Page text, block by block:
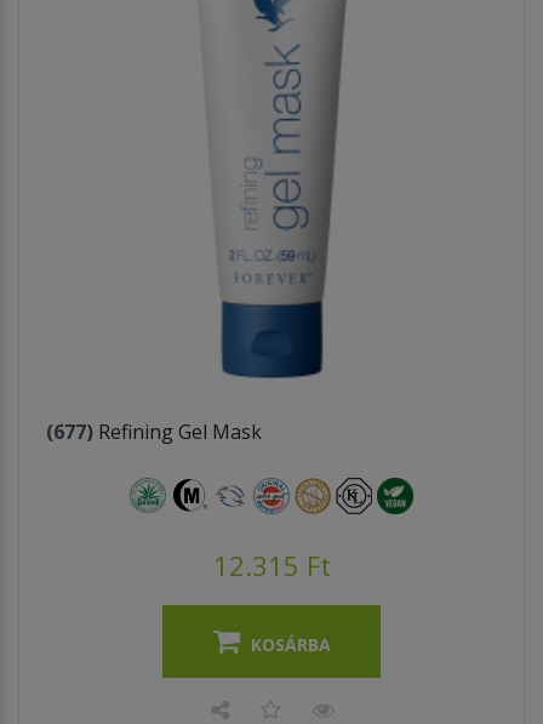
(677) Refining Gel Mask
12.315 Ft
KOSÁRBA